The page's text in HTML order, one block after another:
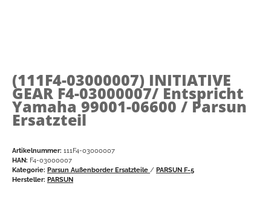
(111F4-03000007) INITIATIVE
GEAR F4-03000007/ Entspricht
Yamaha 99001-06600 / Parsun
Ersatzteil
Artikelnummer: 111F4-03000007
HAN: F4-03000007
Kategorie: Parsun Außenborder Ersatzteile / PARSUN F-5
Hersteller: PARSUN